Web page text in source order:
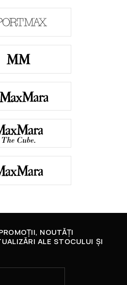
NOUTĂȚI
ALE STOCULUI ȘI